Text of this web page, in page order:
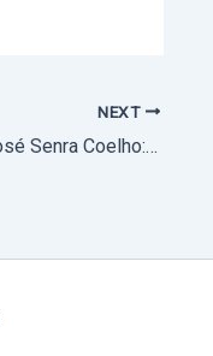
NEXT
2 de setembro: D. Francisco José Senra Coelho: 6.º aniversário da Entrada Solene na Arquidiocese de Évora